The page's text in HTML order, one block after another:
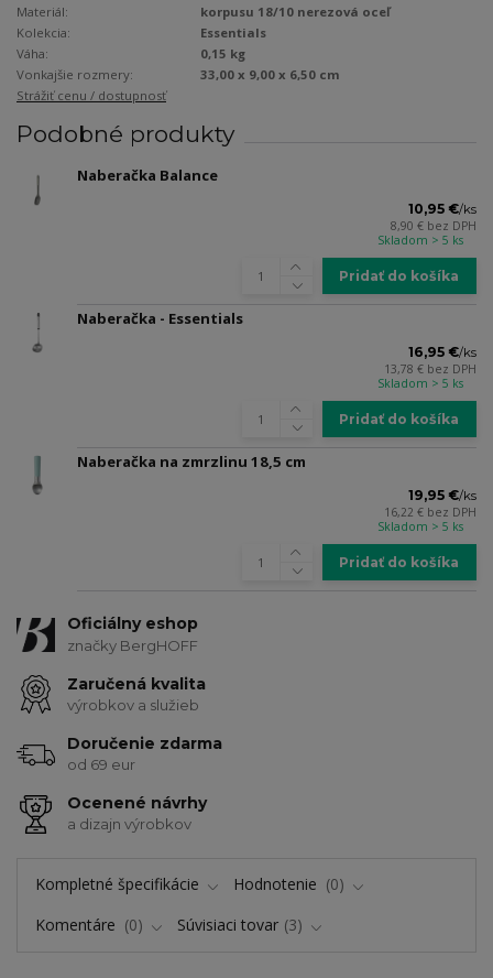
Materiál:
korpusu 18/10 nerezová oceľ
Kolekcia:
Essentials
Váha:
0,15 kg
Vonkajšie rozmery:
33,00 x 9,00 x 6,50 cm
Strážiť cenu / dostupnosť
Podobné produkty
Naberačka Balance
10,95 €/ks
8,90 € bez DPH
Skladom > 5 ks
Pridať do košíka
Naberačka - Essentials
16,95 €/ks
13,78 € bez DPH
Skladom > 5 ks
Pridať do košíka
Naberačka na zmrzlinu 18,5 cm
19,95 €/ks
16,22 € bez DPH
Skladom > 5 ks
Pridať do košíka
Oficiálny eshop
značky BergHOFF
Zaručená kvalita
výrobkov a služieb
Doručenie zdarma
od 69 eur
Ocenené návrhy
a dizajn výrobkov
Kompletné špecifikácie Hodnotenie
0
Komentáre
0 Súvisiaci tovar 3